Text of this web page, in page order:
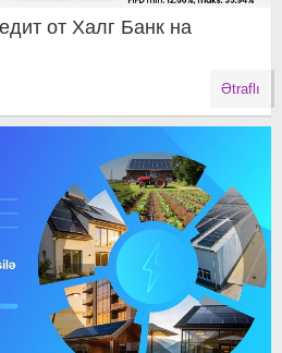
от Халг Банк на
Ətraflı